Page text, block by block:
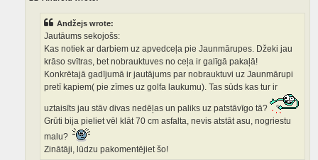
Andžejs wrote:
Jautāums sekojošs:
Kas notiek ar darbiem uz apvedceļa pie Jaunmārupes. Džeki jau
krāso svītras, bet nobrauktuves no ceļa ir galīgā pakaļā!
Konkrētajā gadījumā ir jautājums par nobrauktuvi uz Jaunmārupi
pretī kapiem( pie zīmes uz golfa laukumu). Tas sūds kas tur ir
uztaisīts jau stāv divas nedēļas un paliks uz patstāvīgo tā?
Grūti bija pieliet vēl klāt 70 cm asfalta, nevis atstāt asu, nogriestu
malu?
Zinātāji, lūdzu pakomentējiet šo!